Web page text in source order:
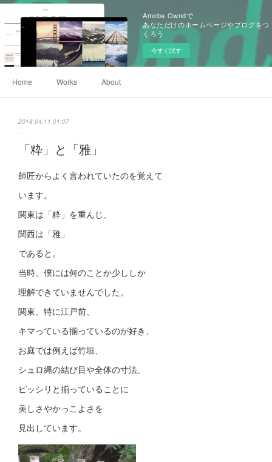
Ameba Owndで
あなただけのホームページやブログをつ
くろう
今すぐ試す
Home Works About
2018.04.11 01:07
「粋」と「雅」
師匠からよく言われていたのを覚えて
います。
関東は「粋」を重んじ、
関西は「雅」
であると。
当時、僕には何のことか少ししか
理解できていませんでした。
関東、特に江戸前、
キマっている揃っているのが好き、
お庭では例えば竹垣、
シュロ縄の結び目や全体の寸法、
ピッシリと揃っていることに
美しさやかっこよさを
見出しています。